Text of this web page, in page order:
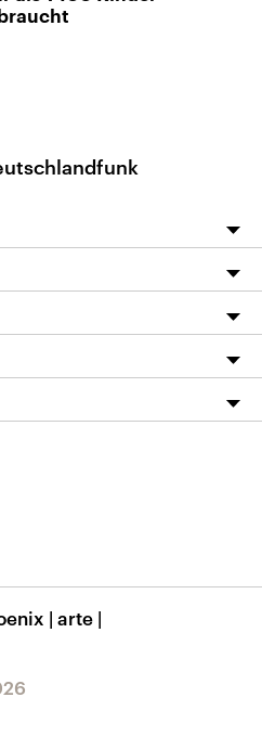
| arte |